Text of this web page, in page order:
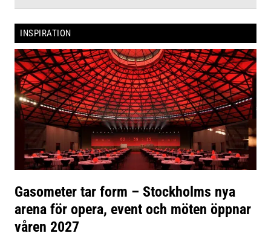
INSPIRATION
Gasometer tar form – Stockholms nya
arena för opera, event och möten öppnar
våren 2027